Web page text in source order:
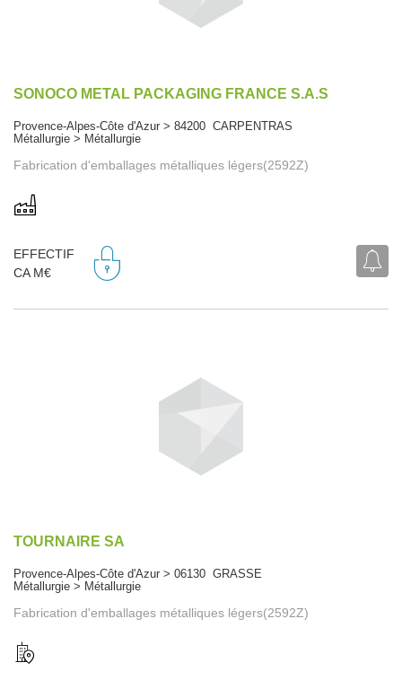
SONOCO METAL PACKAGING FRANCE S.A.S
Provence-Alpes-Côte d'Azur > 84200 CARPENTRAS
Métallurgie > Métallurgie
Fabrication d'emballages métalliques légers(2592Z)
EFFECTIF
CA M€
TOURNAIRE SA
Provence-Alpes-Côte d'Azur > 06130 GRASSE
Métallurgie > Métallurgie
Fabrication d'emballages métalliques légers(2592Z)